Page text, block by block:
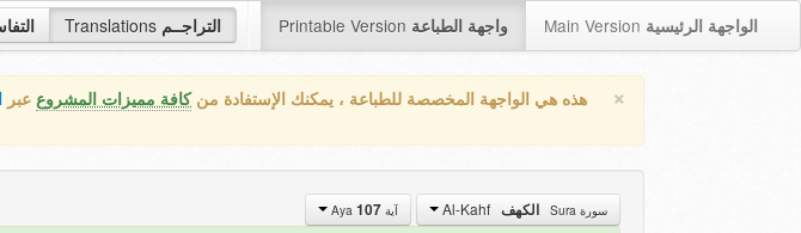
Translations التراجــم Printable Version واجهة الطباعة Main Version الواجهة الرئيسية
× هذه هي الواجهة المخصصة للطباعة ، يمكنك الإستفادة منكافة مميزات المشروع عبر
سورة Sura الكهف آية Aya 107